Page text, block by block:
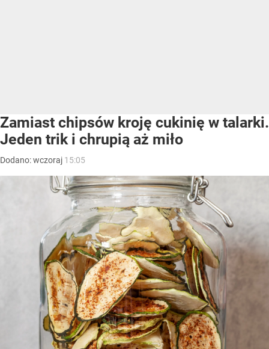
Zamiast chipsów kroję cukinię w talarki.
Jeden trik i chrupią aż miło
Dodano:wczoraj 15:05